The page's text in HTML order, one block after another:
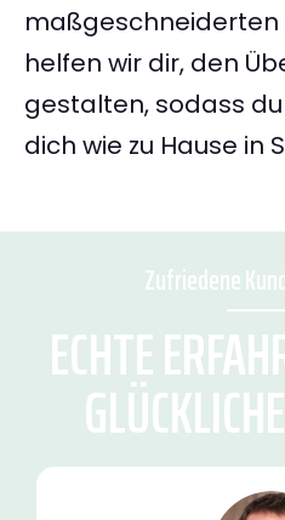
maßgeschneiderten
helfen wir dir, den
gestalten, sodass
dich wie zu Hause in
Zufriedene
ECHTE